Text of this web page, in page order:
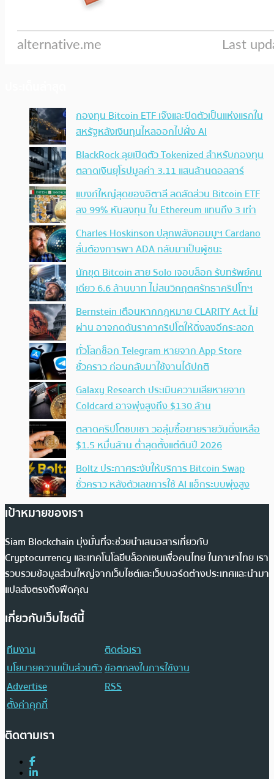
กองทุน Bitcoin ETF เจ๊งและปิดตัวเป็นแห่งแรกใน
สหรัฐหลังเงินทุนไหลออกไปฝั่ง AI
BlackRock ลุยเปิดตัว Tokenized สำหรับกองทุน
ตลาดเงินยุโรปมูลค่า 3.11 แสนล้านดอลลาร์
แบงก์ใหญ่สุดของอิตาลี ลดสัดส่วน Bitcoin ETF
ลง 99% หันลงทุน ใน Ethereum แทนถึง 3 เท่า
Charles Hoskinson ปลุกพลังคอมมูฯ Cardano
ลั่นต้องการพา ADA กลับมาเป็นผู้ชนะ
นักขุด Bitcoin สาย Solo เจอบล็อก รับทรัพย์คน
เดียว 6.6 ล้านบาท ไม่สนวิกฤตศรัทธาคริปโทฯ
Bernstein เตือนหากกฎหมาย CLARITY Act ไม่
ผ่าน อาจกดดันราคาคริปโตให้ดิ่งลงอีกระลอก
ทั่วโลกช็อก Telegram หายจาก App Store
ชั่วคราว ก่อนกลับมาใช้งานได้ปกติ
Galaxy Research ประเมินความเสียหายจาก
Coldcard อาจพุ่งสูงถึง $130 ล้าน
ตลาดคริปโตซบเซา วอลุ่มซื้อขายรายวันดิ่งเหลือ
$1.5 หมื่นล้าน ต่ำสุดตั้งแต่ต้นปี 2026
Boltz ประกาศระงับให้บริการ Bitcoin Swap
ชั่วคราว หลังตัวเลขการใช้ AI แฮ็กระบบพุ่งสูง
เป้าหมายของเรา
Siam Blockchain มุ่งมั่นที่จะช่วยนำเสนอสารเกี่ยวกับ
Cryptocurrency และเทคโนโลยีบล็อกเชนเพื่อคนไทย ในภาษาไทย เรา
รวบรวมข้อมูลส่วนใหญ่จากเว็บไซต์และเว็บบอร์ดต่างประเทศและนำมา
แปลส่งตรงถึงฟีดคุณ
เกี่ยวกับเว็บไซต์นี้
ทีมงาน
ติดต่อเรา
นโยบายความเป็นส่วนตัวข้อตกลงในการใช้งาน
Advertise
RSS
ตั้งค่าคุกกี้
ติดตามเรา